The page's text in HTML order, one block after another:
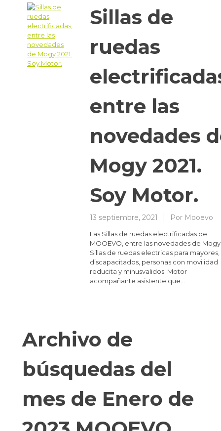
Sillas de
ruedas
entre las
novedades
Mogy 2021.
Soy Motor.
13 septiembre, 2021 Por Mooevo
Las Sillas de ruedas electrificadas de
MOOEVO, entre las novedades de
Sillas de ruedas electricas para mayores,
discapacitados, personas con movilidad
reducita y minusvalidos. Motor
acompañante asistente que…
Archivo de
búsquedas del
mes de Enero de